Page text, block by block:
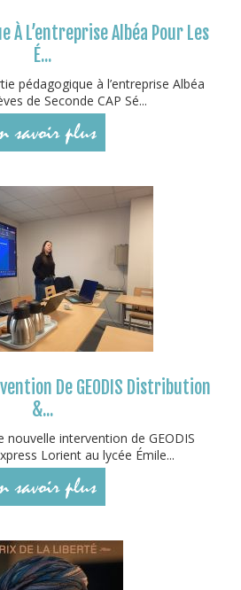
À L’entreprise Albéa Pour Les
É...
pédagogique à l’entreprise Albéa
de Seconde CAP Sé...
savoir plus
De GEODIS Distribution
&...
nouvelle intervention de GEODIS
Lorient au lycée Émile...
savoir plus